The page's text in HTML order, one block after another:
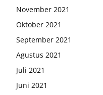
November 2021
Oktober 2021
September 2021
Agustus 2021
Juli 2021
Juni 2021